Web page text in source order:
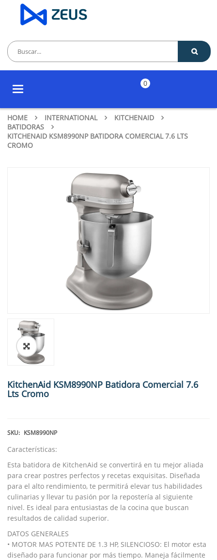
Toggle
0
HOME INTERNATIONAL
KITCHENAID
BATIDORAS
KITCHENAID KSM8990NP BATIDORA COMERCIAL 7.6 LTS
CROMO
🔍
KitchenAid KSM8990NP Batidora Comercial 7.6
Lts Cromo
SKU: KSM8990NP
Características:
Esta batidora de KitchenAid se convertirá en tu mejor aliada
para crear postres perfectos y recetas exquisitas. Diseñada
para el alto rendimiento, te permitirá elevar tus habilidades
culinarias y llevar tu pasión por la repostería al siguiente
nivel. Es ideal para entusiastas de la cocina que buscan
resultados de calidad superior.
DATOS GENERALES
• MOTOR MAS POTENTE DE 1.3 HP, SILENCIOSO: El motor esta
diseñado para funcionar por más tiempo. Maneja fácilmente